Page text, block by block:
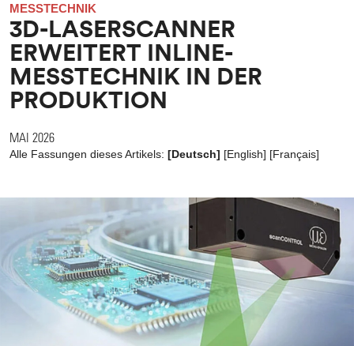
MESSTECHNIK
3D-LASERSCANNER
ERWEITERT INLINE-
MESSTECHNIK IN DER
PRODUKTION
MAI 2026
Alle Fassungen dieses Artikels: [Deutsch] [English] [Français]